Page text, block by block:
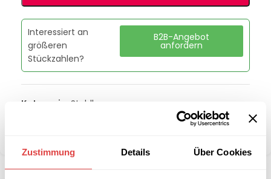
Zustimmung Details Über Cookies
Interessiert an
größeren
Stückzahlen?
B2B-Angebot
anfordern
Kategorie:
Stuhlkarren